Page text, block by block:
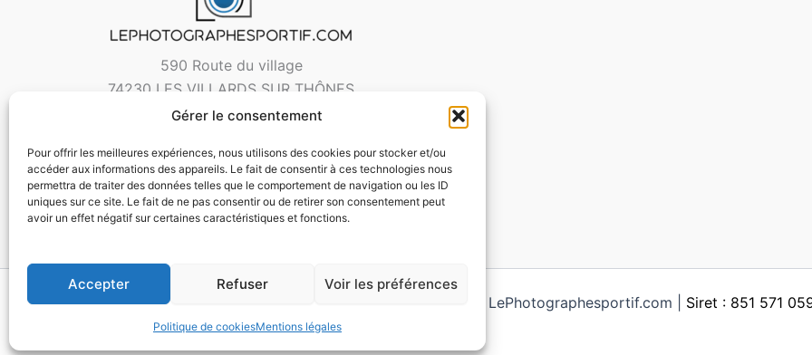
Gérer le consentement
Pour offrir les meilleures expériences, nous utilisons des cookies pour stocker et/ou
accéder aux informations des appareils. Le fait de consentir à ces technologies nous
permettra de traiter des données telles que le comportement de navigation ou les ID
uniques sur ce site. Le fait de ne pas consentir ou de retirer son consentement peut
avoir un effet négatif sur certaines caractéristiques et fonctions.
Accepter Refuser Voir les préférences
Politique de cookiesMentions légales
590 Route du village
74230 LES VILLARDS SUR THÔNES
Copyright © 2026 LePhotographesportif.com | Siret : 851 571